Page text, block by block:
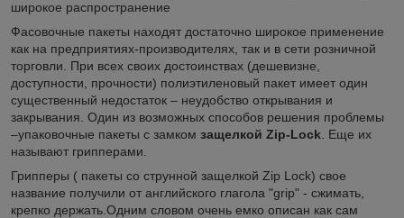
широкое распространение
Фасовочные пакеты находят достаточно широкое применение
как на предприятиях-производителях, так и в сети розничной
торговли. При всех своих достоинствах (дешевизне,
доступности, прочности) полиэтиленовый пакет имеет один
существенный недостаток – неудобство открывания и
закрывания. Один из возможных способов решения проблемы
–упаковочные пакеты с замком защелкой Zip-Lock . Еще их
называют грипперами.
Грипперы ( пакеты со струнной защелкой Zip Lock) свое
название получили от английского глагола "grip" - сжимать,
крепко держать.Одним словом очень емко описан как сам